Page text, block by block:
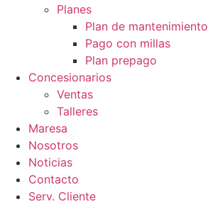
Planes
Plan de mantenimiento
Pago con millas
Plan prepago
Concesionarios
Ventas
Talleres
Maresa
Nosotros
Noticias
Contacto
Serv. Cliente